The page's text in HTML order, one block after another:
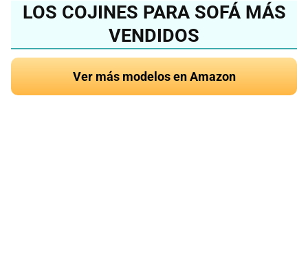
LOS COJINES PARA SOFÁ MÁS
VENDIDOS
Ver más modelos en Amazon